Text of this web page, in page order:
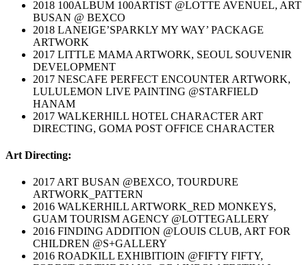
2018 100ALBUM 100ARTIST @LOTTE AVENUEL, ART
BUSAN @ BEXCO
2018 LANEIGE’SPARKLY MY WAY’ PACKAGE
ARTWORK
2017 LITTLE MAMA ARTWORK, SEOUL SOUVENIR
DEVELOPMENT
2017 NESCAFE PERFECT ENCOUNTER ARTWORK,
LULULEMON LIVE PAINTING @STARFIELD
HANAM
2017 WALKERHILL HOTEL CHARACTER ART
DIRECTING, GOMA POST OFFICE CHARACTER
Art Directing:
2017 ART BUSAN @BEXCO, TOURDURE
ARTWORK_PATTERN
2016 WALKERHILL ARTWORK_RED MONKEYS,
GUAM TOURISM AGENCY @LOTTEGALLERY
2016 FINDING ADDITION @LOUIS CLUB, ART FOR
CHILDREN @S+GALLERY
2016 ROADKILL EXHIBITIOIN @FIFTY FIFTY,